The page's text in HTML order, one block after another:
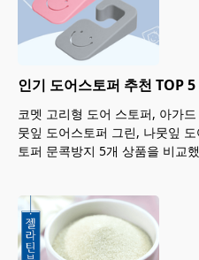
인기 도어스토퍼 추천 TOP 5
코멧 고리형 도어 스토퍼, 아가
뭇잎 도어스토퍼 그린, 나뭇잎
토퍼 문콕방지 5개 상품을 비교